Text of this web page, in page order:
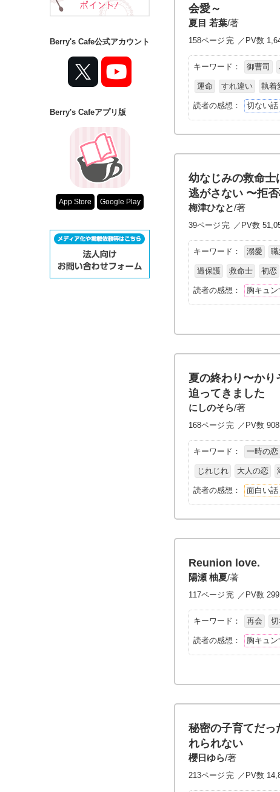
会愛～
夏目 若葉/著
158ページ 完 ／PV数
キーワード： 御曹司
運命 すれ違い 執着
読者の感想： 切ない話
幼なじみの救命士
逃がさない 〜拒
梅津ひなと/著
39ページ 完 ／PV数
キーワード： 溺愛
過保護 救命士 初恋
読者の感想： 胸キュ
夏の終わり〜か
迫ってきました
にしのそら/著
168ページ 完 ／PV数
キーワード： 一時の恋
じれじれ 大人の恋
読者の感想： 面白い話
Reunion love.
陽瀬 柚夏/著
117ページ 完 ／PV数
キーワード： 再会
読者の感想： 胸キュ
秘密の子育てだっ
れられない
櫻日ゆら/著
213ページ 完 ／PV数
Berry's Cafe公式アカウント
Berry's Cafeアプリ版
App Store Google Play